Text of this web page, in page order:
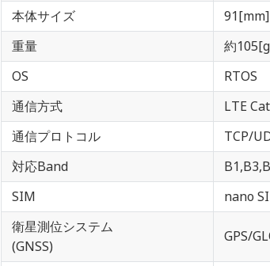
本体サイズ
重量
約
OS
RTOS
通信方式
LTE
通信プロトコル
TCP/
対応Band
SIM
nano
衛星測位システム
(GNSS)
GPS/